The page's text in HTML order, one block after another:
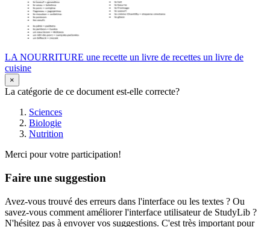
LA NOURRITURE une recette un livre de recettes un livre de
cuisine
×
La catégorie de ce document est-elle correcte?
Sciences
Biologie
Nutrition
Merci pour votre participation!
Faire une suggestion
Avez-vous trouvé des erreurs dans l'interface ou les textes ? Ou
savez-vous comment améliorer l'interface utilisateur de StudyLib ?
N'hésitez pas à envoyer vos suggestions. C'est très important pour